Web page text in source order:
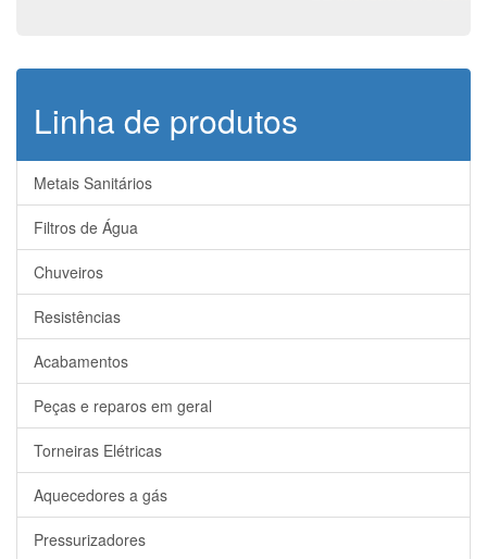
Linha de produtos
Metais Sanitários
Filtros de Água
Chuveiros
Resistências
Acabamentos
Peças e reparos em geral
Torneiras Elétricas
Aquecedores a gás
Pressurizadores